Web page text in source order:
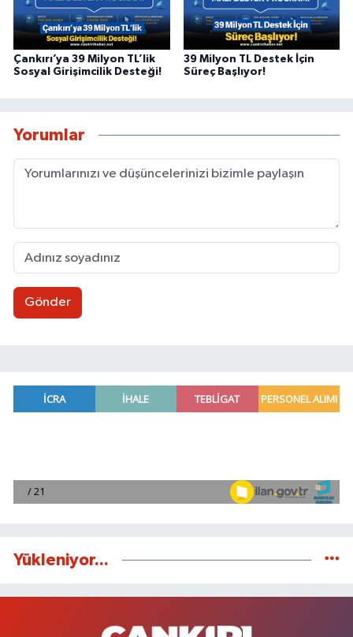
Çankırı’ya 39 Milyon TL’lik
Sosyal Girişimcilik Desteği!
39 Milyon TL Destek İçin
Süreç Başlıyor!
Yorumlar
Gönder
Yükleniyor...